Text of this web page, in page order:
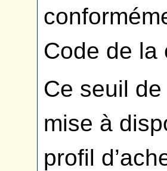
Code de la
Ce seuil
mise à
profil